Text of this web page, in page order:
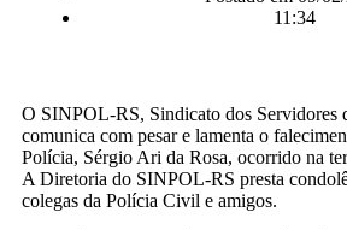
11:34
O SINPOL-RS, Sindicato dos Servidores
comunica com pesar e lamenta o
Polícia, Sérgio Ari da Rosa, ocorrido na
A Diretoria do SINPOL-RS presta
colegas da Polícia Civil e amigos.